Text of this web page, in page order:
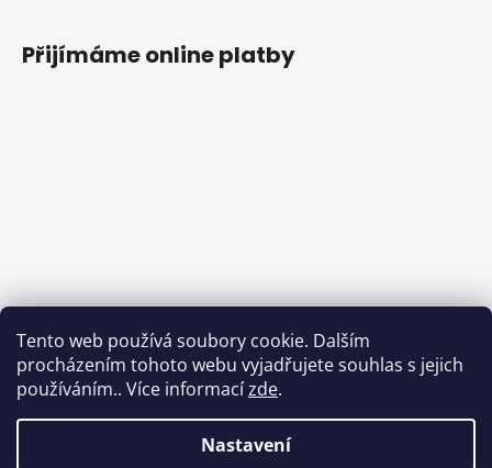
Tento web používá soubory cookie. Dalším
procházením tohoto webu vyjadřujete souhlas s jejich
používáním.. Více informacízde.
Nastavení
Přijímáme online platby